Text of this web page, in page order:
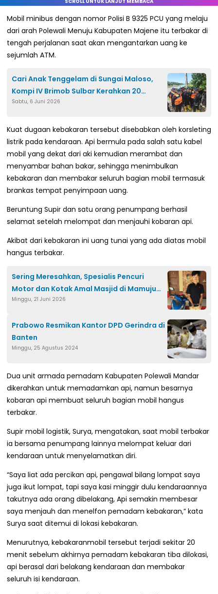
Mobil minibus dengan nomor Polisi B 9325 PCU yang melaju
dari arah Polewali Menuju Kabupaten Majene itu terbakar di
tengah perjalanan saat akan mengantarkan uang ke
sejumlah ATM.
Cari Anak Tenggelam di Sungai Maloso,
Kompi IV Brimob Sulbar Kerahkan 20
Personel
Sabtu, 6 Juni 2026
Kuat dugaan kebakaran tersebut disebabkan oleh korsleting
listrik pada kendaraan. Api bermula pada salah satu kabel
mobil yang dekat dari aki kemudian merambat dan
menyambar bahan bakar, sehingga menimbulkan
kebakaran dan membakar seluruh bagian mobil termasuk
brankas tempat penyimpaan uang.
Beruntung Supir dan satu orang penumpang berhasil
selamat setelah melompat dan menjauhi kobaran api.
Akibat dari kebakaran ini uang tunai yang ada diatas mobil
hangus terbakar.
Sering Meresahkan, Spesialis Pencuri
Motor dan Kotak Amal Masjid di Mamuju
Ditangkap Polisi
Minggu, 21 Juni 2026
Prabowo Resmikan Kantor DPD Gerindra di
Banten
Minggu, 25 Agustus 2024
Dua unit armada pemadam Kabupaten Polewali Mandar
dikerahkan untuk memadamkan api, namun besarnya
kobaran api membuat seluruh bagian mobil hangus
terbakar.
Supir mobil logistik, Surya, mengatakan, saat mobil terbakar
ia bersama penumpang lainnya melompat keluar dari
kendaraan untuk menyelamatkan diri.
“Saya liat ada percikan api, pengawal bilang lompat saya
juga ikut lompat, tapi saya kasi minggir dulu kendaraannya
takutnya ada orang dibelakang, Api semakin membesar
saya menjauh dan menelfon pemadam kebakaran,” kata
Surya saat ditemui di lokasi kebakaran.
Menurutnya, kebakaranmobil tersebut terjadi sekitar 20
menit sebelum akhirnya pemadam kebakaran tiba dilokasi,
api berasal dari belakang kendaraan dan membakar
seluruh isi kendaraan.